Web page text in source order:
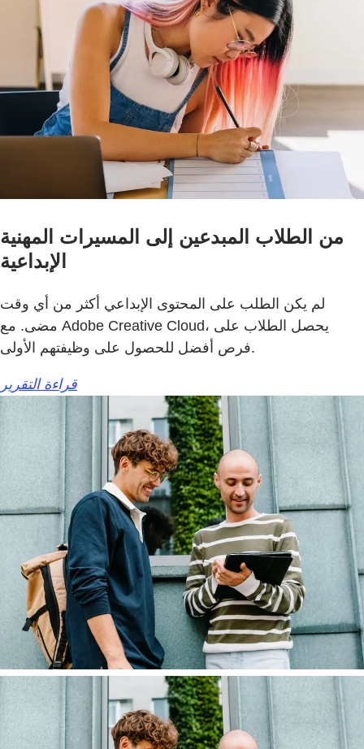
من الطلاب المبدعين إلى المسيرات المهنية
الإبداعية
لم يكن الطلب على المحتوى الإبداعي أكثر من أي وقت
مضى. مع Adobe Creative Cloud، يحصل الطلاب على
فرص أفضل للحصول على وظيفتهم الأولى.
قراءة التقرير